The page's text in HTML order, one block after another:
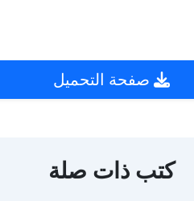
صفحة التحميل
كتب ذات صلة